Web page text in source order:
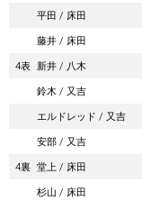
平田 床田
藤井
床田
4表 新井 八木
鈴木
又吉
エルドレッド
又吉
安部
又吉
4裏 堂上 床田
杉山
床田